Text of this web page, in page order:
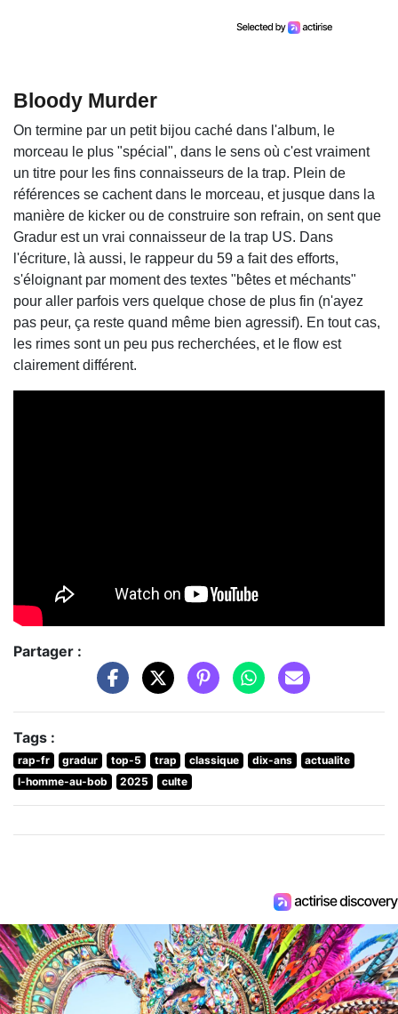
Bloody Murder
On termine par un petit bijou caché dans l'album, le
morceau le plus "spécial", dans le sens où c'est vraiment
un titre pour les fins connaisseurs de la trap. Plein de
références se cachent dans le morceau, et jusque dans la
manière de kicker ou de construire son refrain, on sent que
Gradur est un vrai connaisseur de la trap US. Dans
l'écriture, là aussi, le rappeur du 59 a fait des efforts,
s'éloignant par moment des textes "bêtes et méchants"
pour aller parfois vers quelque chose de plus fin (n'ayez
pas peur, ça reste quand même bien agressif). En tout cas,
les rimes sont un peu pus recherchées, et le flow est
clairement différent.
Partager :
Tags :
rap-fr gradur top-5 trap classique dix-ans
actualite
l-homme-au-bob
2025 culte